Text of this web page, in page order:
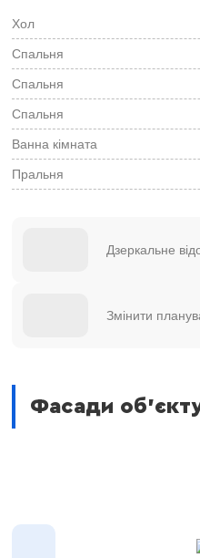
Хол
Спальня
Спальня
Спальня
Ванна кімната
Пральня
Дзеркальне
Змінити
Фасади